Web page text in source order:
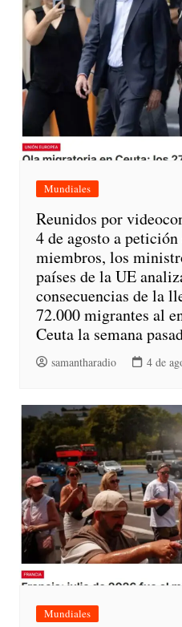
Mundiales
Reunidos por
4 de agosto a petición
miembros, los
países de la UE
consecuencias de la
72.000 migrantes al
Ceuta la semana
samantharadio 4 de
Mundiales